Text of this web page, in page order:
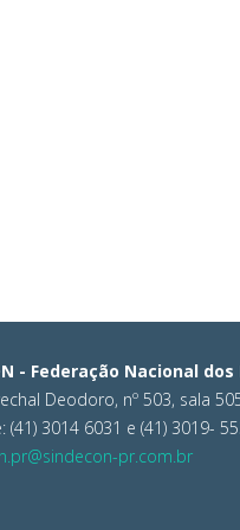
- Federação Nacional
Deodoro, nº 503, sala
(41) 3014 6031 e (41) 3019-
pr.com.br